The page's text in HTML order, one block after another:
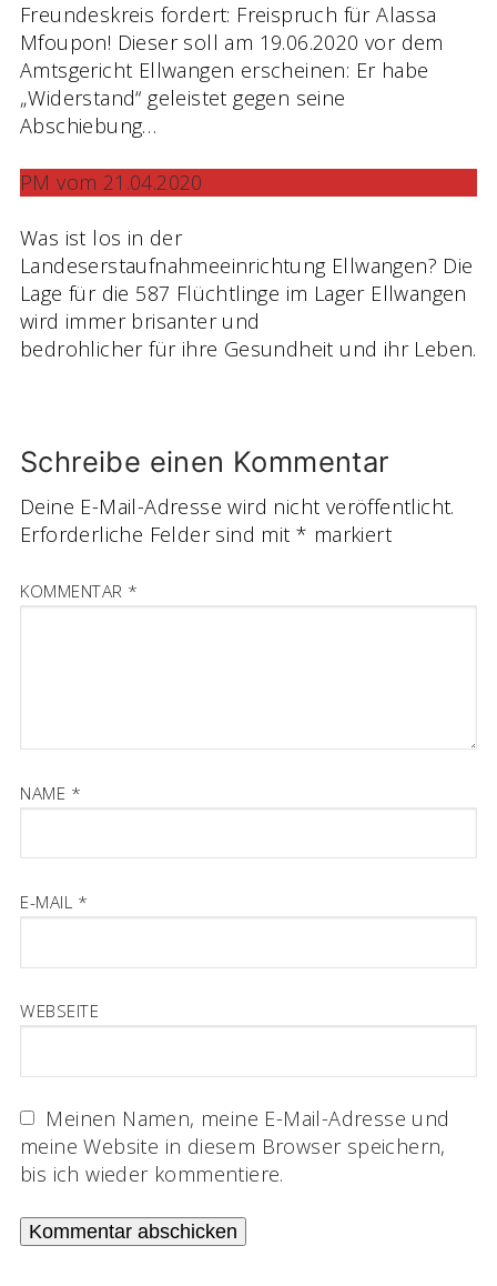
Freundeskreis fordert: Freispruch für Alassa
Mfoupon! Dieser soll am 19.06.2020 vor dem
Amtsgericht Ellwangen erscheinen: Er habe
„Widerstand“ geleistet gegen seine
Abschiebung…
PM vom 21.04.2020
Was ist los in der
Landeserstaufnahmeeinrichtung Ellwangen? Die
Lage für die 587 Flüchtlinge im Lager Ellwangen
wird immer brisanter und
bedrohlicher für ihre Gesundheit und ihr Leben.
Schreibe einen Kommentar
Deine E-Mail-Adresse wird nicht veröffentlicht.
Erforderliche Felder sind mit * markiert
KOMMENTAR *
NAME *
E-MAIL *
WEBSEITE
Meinen Namen, meine E-Mail-Adresse und
meine Website in diesem Browser speichern,
bis ich wieder kommentiere.